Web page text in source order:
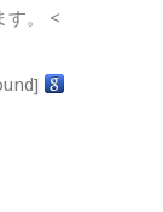
す。 <